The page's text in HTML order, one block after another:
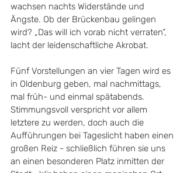
wachsen nachts Widerstände und
Ängste. Ob der Brückenbau gelingen
wird? „Das will ich vorab nicht verraten“,
lacht der leidenschaftliche Akrobat.
Fünf Vorstellungen an vier Tagen wird es
in Oldenburg geben, mal nachmittags,
mal früh- und einmal spätabends.
Stimmungsvoll verspricht vor allem
letztere zu werden, doch auch die
Aufführungen bei Tageslicht haben einen
großen Reiz - schließlich führen sie uns
an einen besonderen Platz inmitten der